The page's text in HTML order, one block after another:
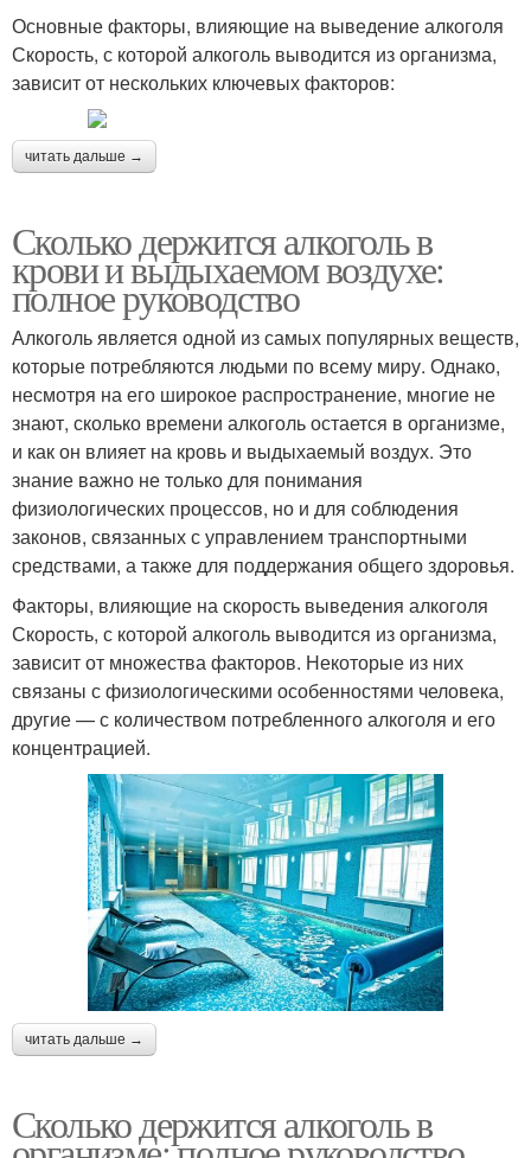
Основные факторы, влияющие на выведение алкоголя
Скорость, с которой алкоголь выводится из организма,
зависит от нескольких ключевых факторов:
читать дальше →
Сколько держится алкоголь в
крови и выдыхаемом воздухе:
полное руководство
Алкоголь является одной из самых популярных веществ,
которые потребляются людьми по всему миру. Однако,
несмотря на его широкое распространение, многие не
знают, сколько времени алкоголь остается в организме,
и как он влияет на кровь и выдыхаемый воздух. Это
знание важно не только для понимания
физиологических процессов, но и для соблюдения
законов, связанных с управлением транспортными
средствами, а также для поддержания общего здоровья.
Факторы, влияющие на скорость выведения алкоголя
Скорость, с которой алкоголь выводится из организма,
зависит от множества факторов. Некоторые из них
связаны с физиологическими особенностями человека,
другие — с количеством потребленного алкоголя и его
концентрацией.
читать дальше →
Сколько держится алкоголь в